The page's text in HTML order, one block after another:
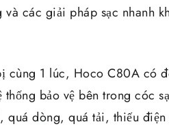
và các giải pháp sạc nhanh
cùng 1 lúc, Hoco C80A có
bảo vệ bên trong cóc
quá dòng, quá tải, thiếu